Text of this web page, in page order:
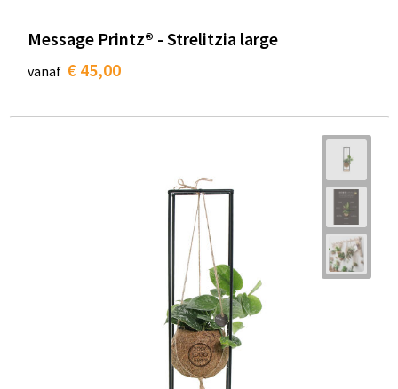
Message Printz® - Strelitzia large
vanaf € 45,00